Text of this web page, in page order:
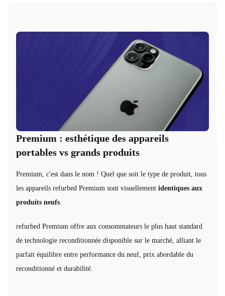
Premium : esthétique des appareils
portables vs grands produits
Premium, c'est dans le nom ! Quel que soit le type de produit, tous
les appareils refurbed Premium sont visuellement identiques aux
produits neufs
refurbed Premium offre aux consommateurs le plus haut standard
de technologie reconditionnée disponible sur le marché, alliant le
parfait équilibre entre performance du neuf, prix abordable du
reconditionné et durabilité.